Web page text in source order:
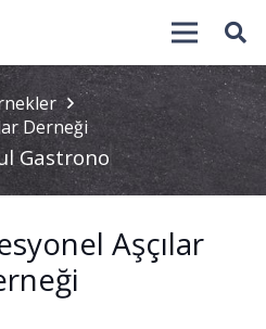
Derneği
Gastronom
Aşçılar